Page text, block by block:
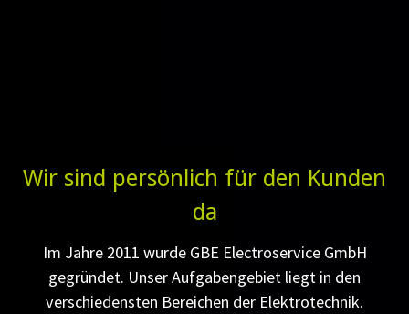
Wir sind persönlich für den Kunden
da
Im Jahre 2011 wurde GBE Electroservice GmbH
gegründet. Unser Aufgabengebiet liegt in den
verschiedensten Bereichen der Elektrotechnik.